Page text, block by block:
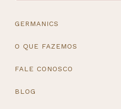
GERMANICS
O QUE FAZEMOS
FALE CONOSCO
BLOG